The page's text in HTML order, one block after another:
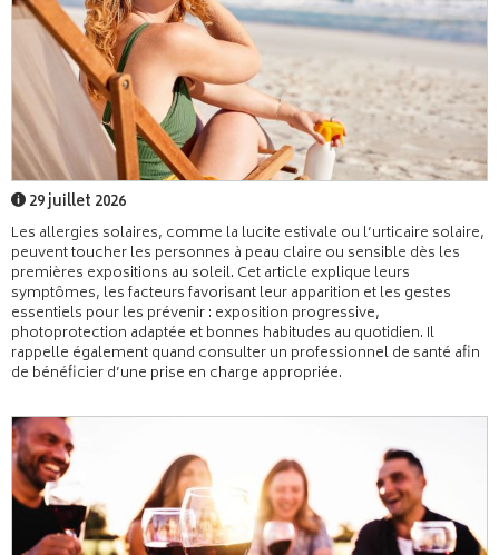
29 juillet 2026
Les allergies solaires, comme la lucite estivale ou l’urticaire solaire,
peuvent toucher les personnes à peau claire ou sensible dès les
premières expositions au soleil. Cet article explique leurs
symptômes, les facteurs favorisant leur apparition et les gestes
essentiels pour les prévenir : exposition progressive,
photoprotection adaptée et bonnes habitudes au quotidien. Il
rappelle également quand consulter un professionnel de santé afin
de bénéficier d’une prise en charge appropriée.